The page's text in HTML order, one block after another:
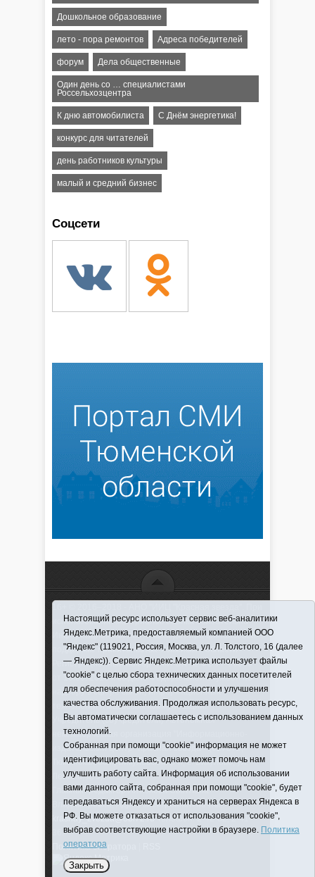
Дошкольное образование
лето - пора ремонтов Адреса победителей
форум Дела общественные
Один день со … специалистами
Россельхозцентра
К дню автомобилиста С Днём энергетика!
конкурс для читателей
день работников культуры
малый и средний бизнес
Соцсети
использовании материалов ссылка обязательна
Информационная лента выходит при финансовой
поддержке правительства Тюменской области
Регистрационный номер СМИ ЭЛ № ФС 77-66066
от 10.06. 2016 г. выдано Федеральной службой по
надзору в сфере связи, информационных
технологий и массовых коммуникаций.
Учредитель (соучредители) Автономная
некоммерческая организация "Информационно-
издательский центр "Красная звезда"" (627570,
Тюменская обл., Викуловский р-н, с. Викулово, ул.
Ленина, д. 5).
Главный редактор Антюхова Светлана
Владимировна. Адрес электронной почты:
krasnay_zvezda@obl72.ruТелефон: 2-42-32; 2-41-
36.
Политика оператора
Настоящий ресурс использует сервис веб-аналитики
Яндекс.Метрика, предоставляемый компанией ООО
"Яндекс" (119021, Россия, Москва, ул. Л. Толстого, 16 (далее
— Яндекс)). Сервис Яндекс.Метрика использует файлы
"cookie" с целью сбора технических данных посетителей
для обеспечения работоспособности и улучшения
качества обслуживания. Продолжая использовать ресурс,
Вы автоматически соглашаетесь с использованием данных
технологий.
Собранная при помощи "cookie" информация не может
идентифицировать вас, однако может помочь нам
улучшить работу сайта. Информация об использовании
вами данного сайта, собранная при помощи "cookie", будет
передаваться Яндексу и храниться на серверах Яндекса в
РФ. Вы можете отказаться от использования "cookie",
выбрав соответствующие настройки в браузере. Политика
оператора
Закрыть